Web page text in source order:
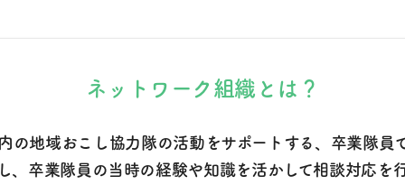
ネットワーク組織とは？
の地域おこし協力隊の活動をサポートする、卒業隊員
、卒業隊員の当時の経験や知識を活かして相談対応を